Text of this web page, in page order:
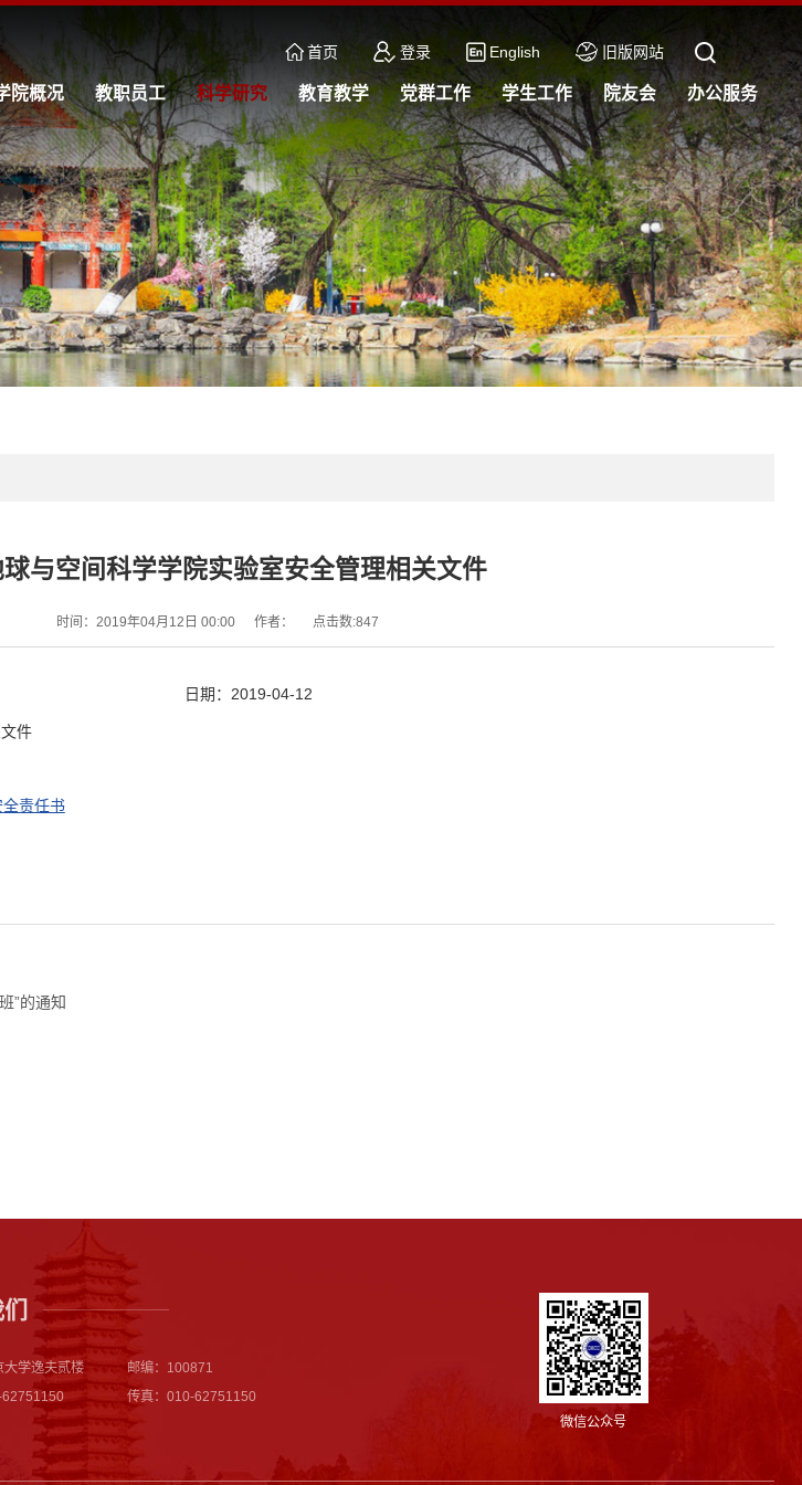
首页 登录 English 旧版网站
院概况 教职员工 科学研究 教育教学 党群工作 学生工作 院友会 办公服务
与空间科学学院实验室安全管理相关文件
时间：2019年04月12日 00:00 作者： 点击数:847
日期：2019-04-12
件
责任书
”的通知
大学逸夫贰楼
邮编：100871
62751150
传真：010-62751150
微信公众号